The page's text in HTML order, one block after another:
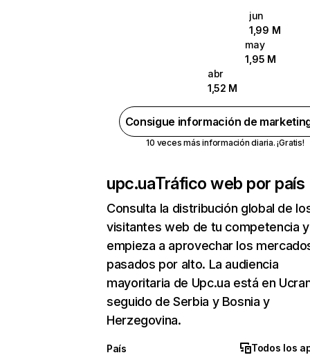
jun
1,99 M
may
1,95 M
abr
1,52 M
Consigue información de
10 veces más información diaria. ¡Gratis!
upc.uaTráfico web por país
Consulta la distribución global de
visitantes web de tu competencia y
empieza a aprovechar los
pasados por alto. La audiencia
mayoritaria de Upc.ua está en
seguido de Serbia y Bosnia y
Herzegovina.
País
Todos los